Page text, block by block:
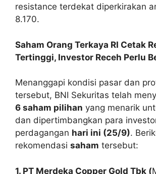
resistance terdekat diperkirakan
8.170.
Saham Orang Terkaya RI Cetak
Tertinggi, Investor Receh Perlu
Menanggapi kondisi pasar dan
tersebut, BNI Sekuritas telah
6 saham pilihan yang menarik
dan dipertimbangkan para
perdagangan hari ini (25/9).
rekomendasi saham tersebut:
1. PT Merdeka Copper Gold Tbk (